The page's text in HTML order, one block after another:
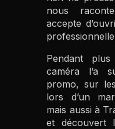
nous
accepte
Pendant
caméra l’a
promo, sur
lors d’un
mais aussi à
et découvert